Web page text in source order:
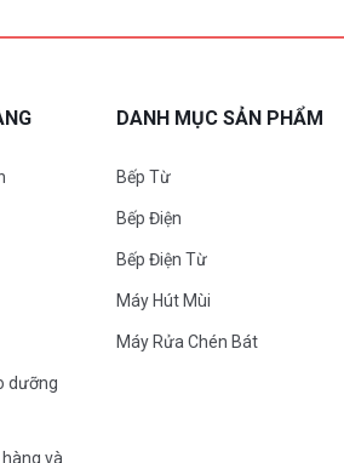
dưỡng
và
DANH MỤC SẢN PHẨM
Bếp Từ
Bếp Điện
Bếp Điện Từ
Máy Hút Mùi
Máy Rửa Chén Bát